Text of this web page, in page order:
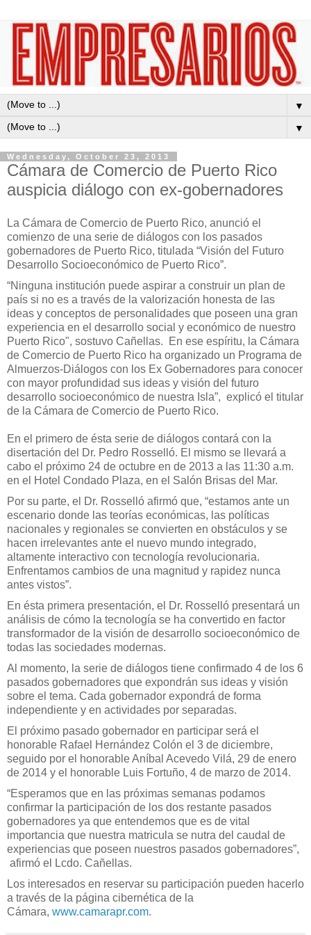
▼
▼
Wednesday, October 23, 2013
Cámara de Comercio de Puerto Rico
auspicia diálogo con ex-gobernadores
La Cámara de Comercio de Puerto Rico, anunció el
comienzo de una serie de diálogos con los pasados
gobernadores de Puerto Rico, titulada “Visión del Futuro
Desarrollo Socioeconómico de Puerto Rico”.
“Ninguna institución puede aspirar a construir un plan de
país si no es a través de la valorización honesta de las
ideas y conceptos de personalidades que poseen una gran
experiencia en el desarrollo social y económico de nuestro
Puerto Rico", sostuvo Cañellas. En ese espíritu, la Cámara
de Comercio de Puerto Rico ha organizado un Programa de
Almuerzos-Diálogos con los Ex Gobernadores para conocer
con mayor profundidad sus ideas y visión del futuro
desarrollo socioeconómico de nuestra Isla”, explicó el titular
de la Cámara de Comercio de Puerto Rico.
En el primero de ésta serie de diálogos contará con la
disertación del Dr. Pedro Rosselló. El mismo se llevará a
cabo el próximo 24 de octubre en de 2013 a las 11:30 a.m.
en el Hotel Condado Plaza, en el Salón Brisas del Mar.
Por su parte, el Dr. Rosselló afirmó que, “estamos ante un
escenario donde las teorías económicas, las políticas
nacionales y regionales se convierten en obstáculos y se
hacen irrelevantes ante el nuevo mundo integrado,
altamente interactivo con tecnología revolucionaria.
Enfrentamos cambios de una magnitud y rapidez nunca
antes vistos”.
En ésta primera presentación, el Dr. Rosselló presentará un
análisis de cómo la tecnología se ha convertido en factor
transformador de la visión de desarrollo socioeconómico de
todas las sociedades modernas.
Al momento, la serie de diálogos tiene confirmado 4 de los 6
pasados gobernadores que expondrán sus ideas y visión
sobre el tema. Cada gobernador expondrá de forma
independiente y en actividades por separadas.
El próximo pasado gobernador en participar será el
honorable Rafael Hernández Colón el 3 de diciembre,
seguido por el honorable Aníbal Acevedo Vilá, 29 de enero
de 2014 y el honorable Luis Fortuño, 4 de marzo de 2014.
“Esperamos que en las próximas semanas podamos
confirmar la participación de los dos restante pasados
gobernadores ya que entendemos que es de vital
importancia que nuestra matricula se nutra del caudal de
experiencias que poseen nuestros pasados gobernadores”,
afirmó el Lcdo. Cañellas.
Los interesados en reservar su participación pueden hacerlo
a través de la página cibernética de la
Cámara, www.camarapr.com.